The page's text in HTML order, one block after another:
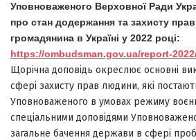
Уповноваженого Верховної Ради
про стан додержання та захисту
громадянина в Україні у 2022 році:
https://ombudsman.gov.ua/report-
Щорічна доповідь окреслює основні
сфері захисту прав людини, які
Уповноваженого в умовах режиму
спеціальними доповідями
загальне бачення держави в сфері